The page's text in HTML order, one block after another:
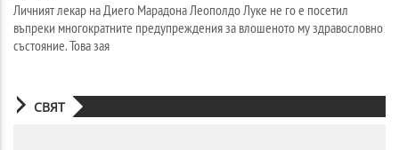
Личният лекар на Диего Марадона Леополдо Луке не го е посетил
въпреки многократните предупреждения за влошеното му здравословно
състояние. Това зая
СВЯТ